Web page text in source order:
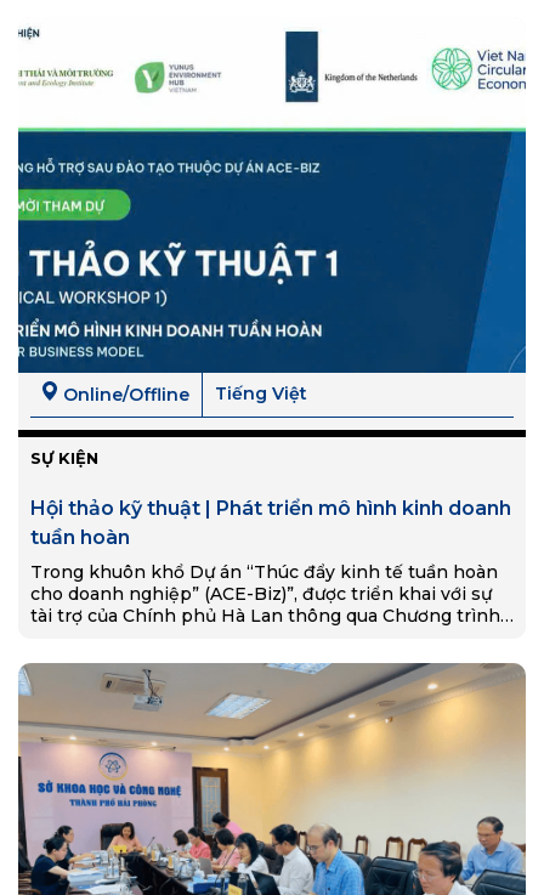
Online/Offline Tiếng Việt
SỰ KIỆN
Hội thảo kỹ thuật | Phát triển mô hình kinh doanh
tuần hoàn
Trong khuôn khổ Dự án “Thúc đẩy kinh tế tuần hoàn
cho doanh nghiệp” (ACE-Biz)”, được triển khai với sự
tài trợ của Chính phủ Hà Lan thông qua Chương trình